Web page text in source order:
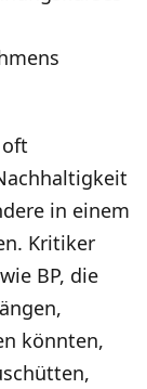
in einem
Kritiker
BP, die
könnten,